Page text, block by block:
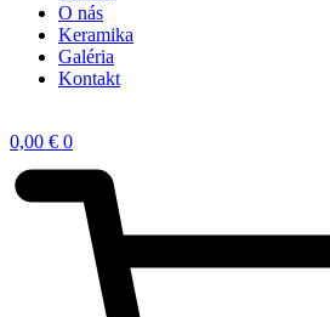
O nás
Keramika
Galéria
Kontakt
0,00 € 0